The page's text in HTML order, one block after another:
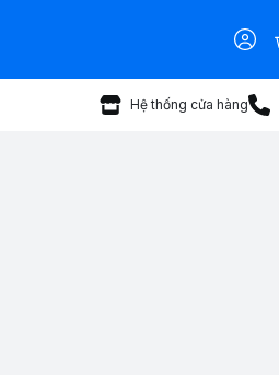
Hệ thống cửa hàng